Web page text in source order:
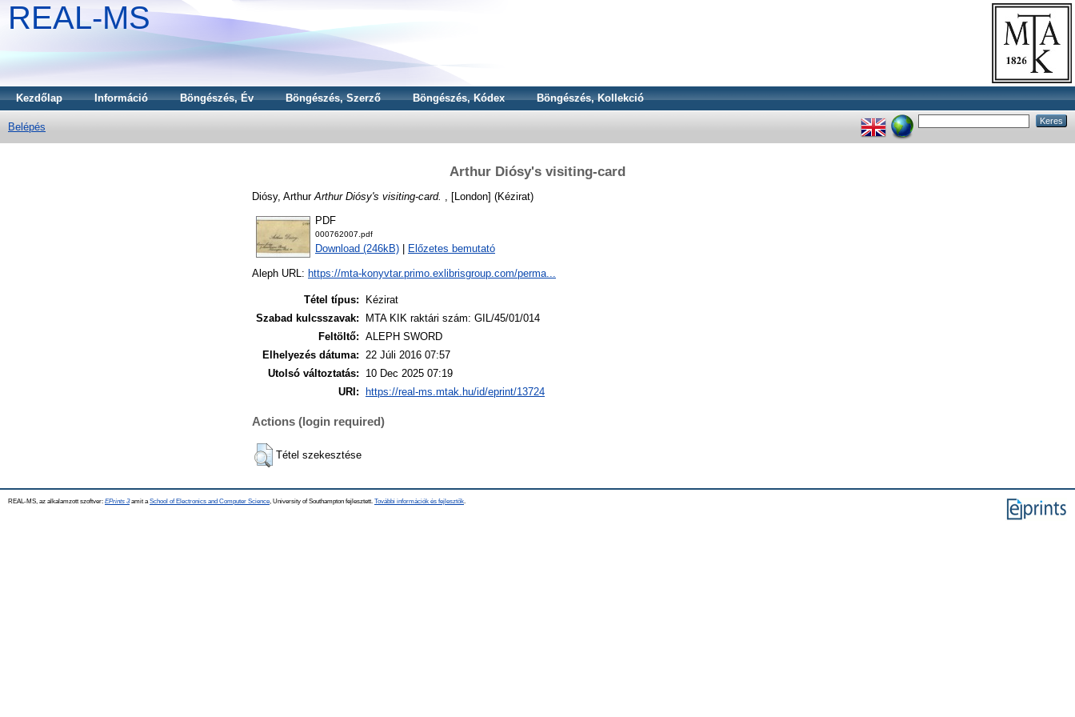
REAL-MS
Kezdőlap Információ Böngészés, Év Böngészés, Szerző Böngészés, Kódex Böngészés, Kollekció
Belépés
Arthur Diósy's visiting-card
Diósy, Arthur Arthur Diósy's visiting-card. , [London] (Kézirat)
PDF
000762007.pdf
Download (246kB) Előzetes bemutató
Aleph URL: https://mta-konyvtar.primo.exlibrisgroup.com/perma...
Tétel típus:
Kézirat
Szabad kulcsszavak:
MTA KIK raktári szám: GIL/45/01/014
Feltöltő: ALEPH SWORD
Elhelyezés dátuma: 22 Júli 2016 07:57
Utolsó változtatás:
10 Dec 2025 07:19
URI:
https://real-ms.mtak.hu/id/eprint/13724
Actions (login required)
Tétel szekesztése
REAL-MS, az alkalamzott szoftver: EPrints 3amit a School of Electronics and Computer Science , University of Southampton fejlesztett. További információk és fejlesztők